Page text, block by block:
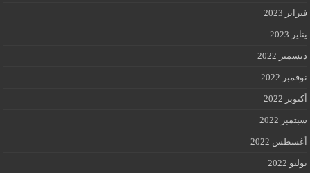
فبراير 2023
يناير 2023
ديسمبر 2022
نوفمبر 2022
أكتوبر 2022
سبتمبر 2022
أغسطس 2022
يوليو 2022